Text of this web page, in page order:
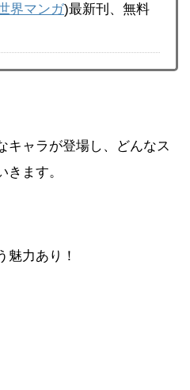
界マンガ)最新刊、無料
キャラが登場し、どんなス
きます。
魅力あり！